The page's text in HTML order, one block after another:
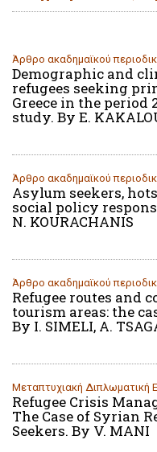
Άρθρο ακαδημαϊκoύ
Demographic and
refugees seeking
Greece in the period
study. By E.
Άρθρο ακαδημαϊκoύ
Asylum seekers,
social policy
N. KOURACHANIS
Άρθρο ακαδημαϊκoύ
Refugee routes and
tourism areas: the
By I. SIMELI, A.
Μεταπτυχιακή Διπλωματική
Refugee Crisis
The Case of Syrian
Seekers. By V. MANI